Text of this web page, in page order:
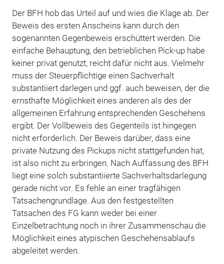
Der BFH hob das Urteil auf und wies die Klage ab. Der
Beweis des ersten Anscheins kann durch den
sogenannten Gegenbeweis erschüttert werden. Die
einfache Behauptung, den betrieblichen Pick-up habe
keiner privat genutzt, reicht dafür nicht aus. Vielmehr
muss der Steuerpflichtige einen Sachverhalt
substantiiert darlegen und ggf. auch beweisen, der die
ernsthafte Möglichkeit eines anderen als des der
allgemeinen Erfahrung entsprechenden Geschehens
ergibt. Der Vollbeweis des Gegenteils ist hingegen
nicht erforderlich. Der Beweis darüber, dass eine
private Nutzung des Pickups nicht stattgefunden hat,
ist also nicht zu erbringen. Nach Auffassung des BFH
liegt eine solch substantiierte Sachverhaltsdarlegung
gerade nicht vor. Es fehle an einer tragfähigen
Tatsachengrundlage. Aus den festgestellten
Tatsachen des FG kann weder bei einer
Einzelbetrachtung noch in ihrer Zusammenschau die
Möglichkeit eines atypischen Geschehensablaufs
abgeleitet werden.